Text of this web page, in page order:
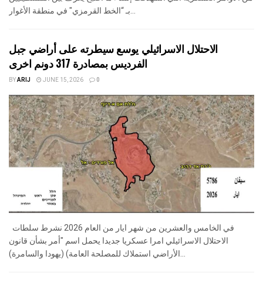
بـ “الخط القرمزي" في منطقة الأغوار...
الاحتلال الاسرائيلي يوسع سيطرته على أراضي جبل
الفرديس بمصادرة 317 دونم اخرى
BYARIJ JUNE 15, 2026 0
الاحتلال الاسرائيلي امرا عسكريا جديدا يحمل اسم "أمر بشأن قانون
الأراضي استملاك للمصلحة العامة) (يهودا والسامرة)...